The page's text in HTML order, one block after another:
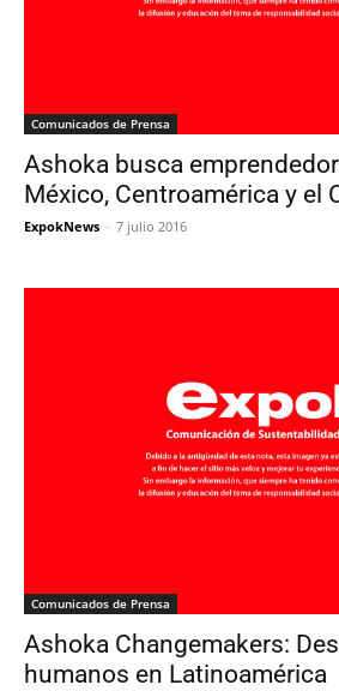
Comunicados de Prensa
Ashoka busca
México, Centroamérica y el
ExpokNews - 7 julio 2016
Comunicados de Prensa
Ashoka Changemakers:
humanos en Latinoamérica